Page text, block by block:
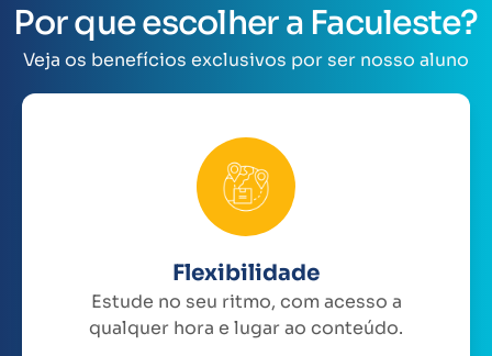
Por que escolher a Faculeste?
Veja os benefícios exclusivos por ser nosso aluno
Flexibilidade
Estude no seu ritmo, com acesso a
qualquer hora e lugar ao conteúdo.